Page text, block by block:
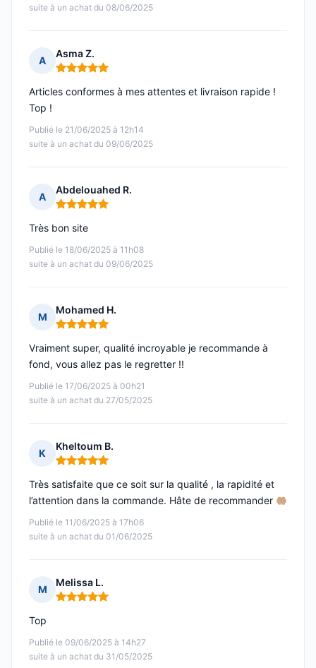
suite à un achat du 08/06/2025
A
Asma Z.
Note : 5 sur 5
Publié le 21/06/2025 à 12h14
suite à un achat du 09/06/2025
Articles conformes à mes attentes et livraison rapide !
Top !
A
Abdelouahed R.
Note : 5 sur 5
Publié le 18/06/2025 à 11h08
suite à un achat du 09/06/2025
Très bon site
M
Mohamed H.
Note : 5 sur 5
Publié le 17/06/2025 à 00h21
suite à un achat du 27/05/2025
Vraiment super, qualité incroyable je recommande à
fond, vous allez pas le regretter !!
K
Kheltoum B.
Note : 5 sur 5
Publié le 11/06/2025 à 17h06
suite à un achat du 01/06/2025
Très satisfaite que ce soit sur la qualité , la rapidité et
l’attention dans la commande. Hâte de recommander
M
Melissa L.
Note : 5 sur 5
Publié le 09/06/2025 à 14h27
suite à un achat du 31/05/2025
Top